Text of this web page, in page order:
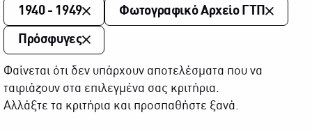
1940 - 1949 Φωτογραφικό Αρχείο ΓΤΠ
Πρόσφυγες
Φαίνεται ότι δεν υπάρχουν αποτελέσματα που να
ταιριάζουν στα επιλεγμένα σας κριτήρια.
Αλλάξτε τα κριτήρια και προσπαθήστε ξανά.